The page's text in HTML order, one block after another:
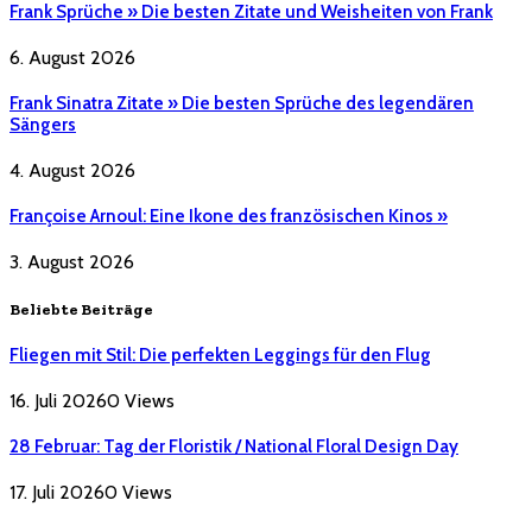
Frank Sprüche » Die besten Zitate und Weisheiten von Frank
6. August 2026
Frank Sinatra Zitate » Die besten Sprüche des legendären
Sängers
4. August 2026
Françoise Arnoul: Eine Ikone des französischen Kinos »
3. August 2026
Beliebte Beiträge
Fliegen mit Stil: Die perfekten Leggings für den Flug
16. Juli 20260 Views
28 Februar: Tag der Floristik / National Floral Design Day
17. Juli 20260 Views